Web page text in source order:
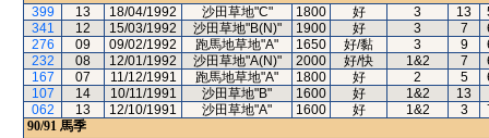
399
13 18/04/1992 沙田草地"C" 1800 好 3 13
341
12 15/03/1992 沙田草地"B(N)" 1900 好 3 7
276
09 09/02/1992 跑馬地草地"A" 1650 好/黏 3 9
232
08 12/01/1992 沙田草地"A(N)" 2000 好/快 1&2 7
167
07 11/12/1991 跑馬地草地"A" 1800 好 2 5
107
14 10/11/1991 沙田草地"B" 1600 好 1&2
13
062
13 12/10/1991 沙田草地"A" 1600 好 1&2 3
90/91 馬季